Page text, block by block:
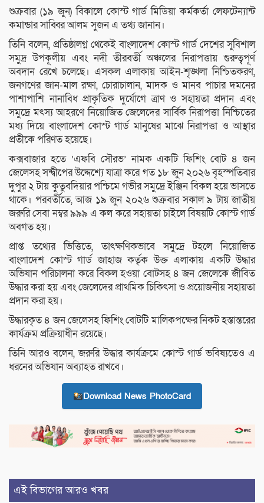
শুক্রবার (১৯ জুন) বিকালে কোস্ট গার্ড মিডিয়া কর্মকর্তা লেফটেন্যান্ট
কমান্ডার সাব্বির আলম সুজন এ তথ্য জানান।
তিনি বলেন, প্রতিষ্ঠালগ্ন থেকেই বাংলাদেশ কোস্ট গার্ড দেশের সুবিশাল
সমুদ্র উপকূলীয় এবং নদী তীরবর্তী অঞ্চলের নিরাপত্তায় গুরুত্বপূর্ণ
অবদান রেখে চলেছে। এসকল এলাকায় আইন-শৃঙ্খলা নিশ্চিতকরণ,
জনগণের জান-মাল রক্ষা, চোরাচালান, মাদক ও মানব পাচার দমনের
পাশাপাশি নানাবিধ প্রাকৃতিক দুর্যোগে ত্রাণ ও সহায়তা প্রদান এবং
সমুদ্রে মৎস্য আহরণে নিয়োজিত জেলেদের সার্বিক নিরাপত্তা নিশ্চিতের
মধ্য দিয়ে বাংলাদেশ কোস্ট গার্ড মানুষের মাঝে নিরাপত্তা ও আস্থার
প্রতীকে পরিণত হয়েছে।
কক্সবাজার হতে ‘এফবি সৌরভ’ নামক একটি ফিশিং বোট ৪ জন
জেলেসহ সন্দ্বীপের উদ্দেশ্যে যাত্রা করে গত ১৮ জুন ২০২৬ বৃহস্পতিবার
দুপুর ২ টায় কুতুবদিয়ার পশ্চিমে গভীর সমুদ্রে ইঞ্জিন বিকল হয়ে ভাসতে
থাকে। পরবর্তীতে, আজ ১৯ জুন ২০২৬ শুক্রবার সকাল ৯ টায় জাতীয়
জরুরি সেবা নম্বর ৯৯৯ এ কল করে সহায়তা চাইলে বিষয়টি কোস্ট গার্ড
অবগত হয়।
প্রাপ্ত তথ্যের ভিত্তিতে, তাৎক্ষণিকভাবে সমুদ্রে টহলে নিয়োজিত
বাংলাদেশ কোস্ট গার্ড জাহাজ কর্তৃক উক্ত এলাকায় একটি উদ্ধার
অভিযান পরিচালনা করে বিকল হওয়া বোটসহ ৪ জন জেলেকে জীবিত
উদ্ধার করা হয় এবং জেলেদের প্রাথমিক চিকিৎসা ও প্রয়োজনীয় সহায়তা
প্রদান করা হয়।
উদ্ধারকৃত ৪ জন জেলেসহ ফিশিং বোটটি মালিকপক্ষের নিকট হস্তান্তরের
কার্যক্রম প্রক্রিয়াধীন রয়েছে।
তিনি আরও বলেন, জরুরি উদ্ধার কার্যক্রমে কোস্ট গার্ড ভবিষ্যতেও এ
ধরনের অভিযান অব্যাহত রাখবে।
Download News PhotoCard
এই বিভাগের আরও খবর